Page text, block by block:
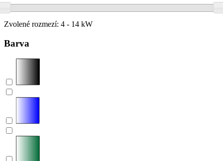
Zvolené rozmezí: 4 - 14 kW
Barva